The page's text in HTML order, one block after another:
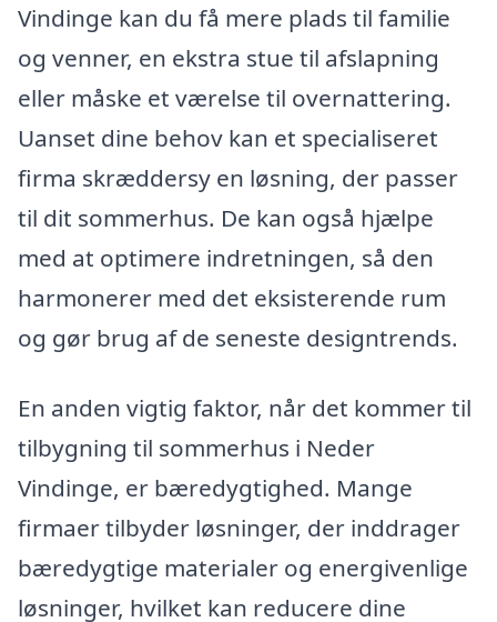
Vindinge kan du få mere plads til familie
og venner, en ekstra stue til afslapning
eller måske et værelse til overnattering.
Uanset dine behov kan et specialiseret
firma skræddersy en løsning, der passer
til dit sommerhus. De kan også hjælpe
med at optimere indretningen, så den
harmonerer med det eksisterende rum
og gør brug af de seneste designtrends.
En anden vigtig faktor, når det kommer til
tilbygning til sommerhus i Neder
Vindinge, er bæredygtighed. Mange
firmaer tilbyder løsninger, der inddrager
bæredygtige materialer og energivenlige
løsninger, hvilket kan reducere dine